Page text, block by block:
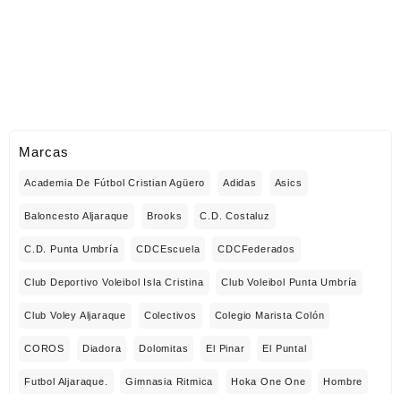
Marcas
Academia De Fútbol Cristian Agüero Adidas Asics
Baloncesto Aljaraque Brooks C.D. Costaluz
C.D. Punta Umbría CDCEscuela CDCFederados
Club Deportivo Voleibol Isla Cristina Club Voleibol Punta Umbría
Club Voley Aljaraque Colectivos Colegio Marista Colón
COROS Diadora Dolomitas El Pinar El Puntal
Futbol Aljaraque. Gimnasia Ritmica Hoka One One Hombre